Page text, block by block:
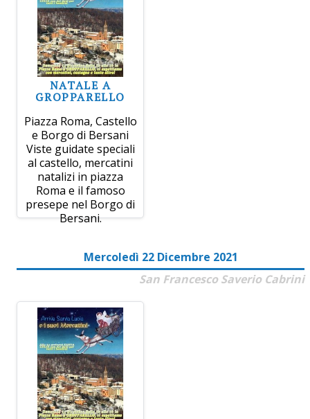
NATALE A
GROPPARELLO
Piazza Roma, Castello
e Borgo di Bersani
Viste guidate speciali
al castello, mercatini
natalizi in piazza
Roma e il famoso
presepe nel Borgo di
Bersani.
Mercoledì 22 Dicembre 2021
San Francesco Saverio Cabrini